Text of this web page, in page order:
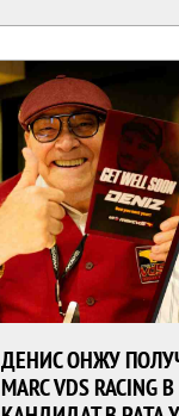
ДЕНИС ОНЖУ
MARC VDS